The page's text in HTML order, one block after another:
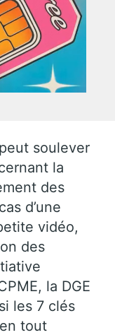
soulever
la
des
d’une
vidéo,
des
la DGE
les 7 clés
tout